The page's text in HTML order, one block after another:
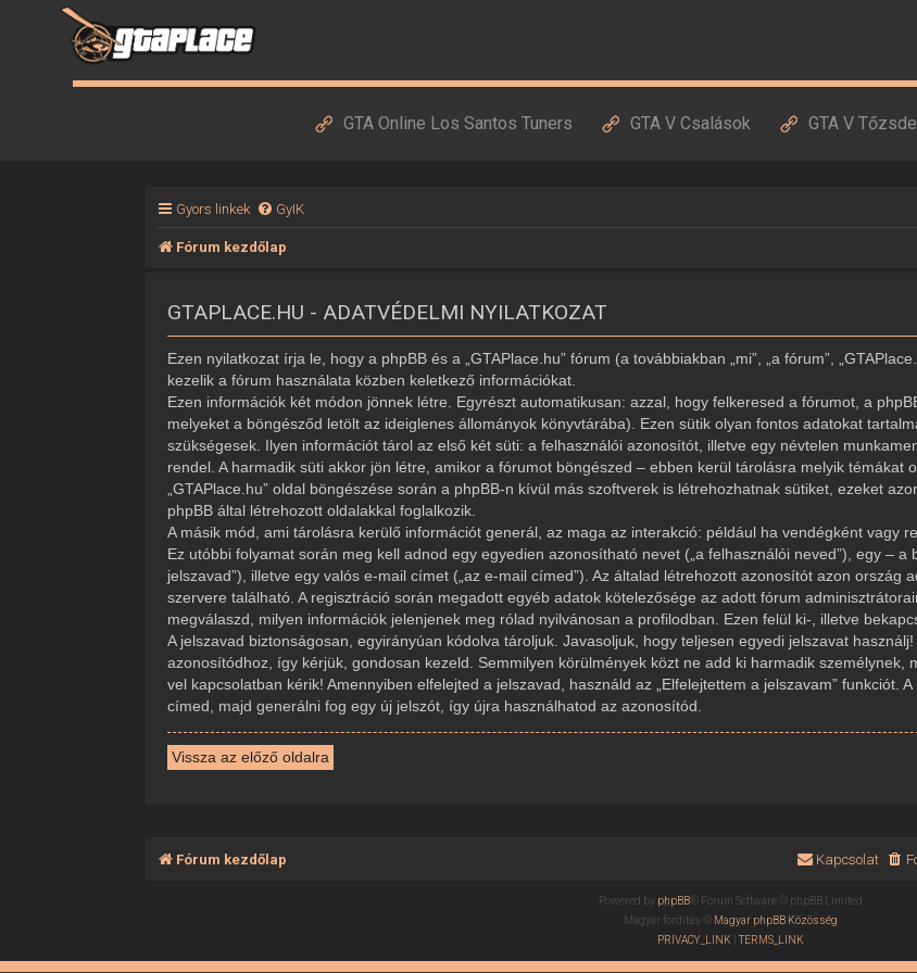
GTA Online Los Santos Tuners GTA V Csalások GTA V Tőzsde
Gyors linkek GyIK
Fórum kezdőlap
GTAPLACE.HU - ADATVÉDELMI NYILATKOZAT
Ezen nyilatkozat írja le, hogy a phpBB és a „GTAPlace.hu” fórum (a továbbiakban „mi”, „a fórum”,
kezelik a fórum használata közben keletkező információkat.
Ezen információk két módon jönnek létre. Egyrészt automatikusan: azzal, hogy felkeresed a fórumot, a
melyeket a böngésződ letölt az ideiglenes állományok könyvtárába). Ezen sütik olyan fontos adatokat
szükségesek. Ilyen információt tárol az első két süti: a felhasználói azonosítót, illetve egy névtelen
rendel. A harmadik süti akkor jön létre, amikor a fórumot böngészed – ebben kerül tárolásra melyik témákat
„GTAPlace.hu” oldal böngészése során a phpBB-n kívül más szoftverek is létrehozhatnak sütiket, ezeket
phpBB által létrehozott oldalakkal foglalkozik.
A másik mód, ami tárolásra kerülő információt generál, az maga az interakció: például ha vendégként vagy
Ez utóbbi folyamat során meg kell adnod egy egyedien azonosítható nevet („a felhasználói neved”), egy – a
jelszavad”), illetve egy valós e-mail címet („az e-mail címed”). Az általad létrehozott azonosítót azon ország
szervere található. A regisztráció során megadott egyéb adatok kötelezősége az adott fórum
megválaszd, milyen információk jelenjenek meg rólad nyilvánosan a profilodban. Ezen felül ki-, illetve
A jelszavad biztonságosan, egyirányúan kódolva tároljuk. Javasoljuk, hogy teljesen egyedi jelszavat
azonosítódhoz, így kérjük, gondosan kezeld. Semmilyen körülmények közt ne add ki harmadik személynek,
vel kapcsolatban kérik! Amennyiben elfelejted a jelszavad, használd az „Elfelejtettem a jelszavam” funkciót.
címed, majd generálni fog egy új jelszót, így újra használhatod az azonosítód.
Vissza az előző oldalra
Fórum kezdőlap Kapcsolat
Powered by phpBB® Forum Software © phpBB Limited
Magyar fordítás © Magyar phpBB Közösség
PRIVACY_LINK |TERMS_LINK